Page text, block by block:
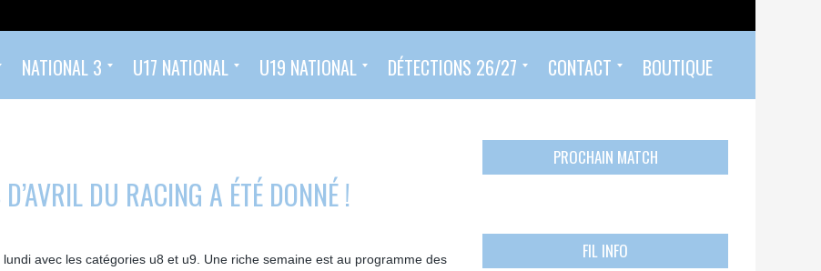
NATIONAL 3 U17 NATIONAL U19 NATIONAL DÉTECTIONS 26/27 CONTACT BOUTIQUE
DU RACING A ÉTÉ DONNÉ !
avec les catégories u8 et u9. Une riche semaine est au programme des
PROCHAIN MATCH
FIL INFO